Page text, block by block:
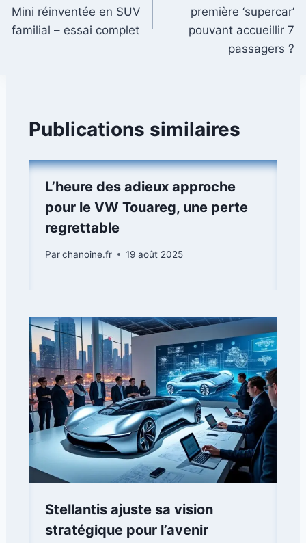
l’article
Mini réinventée en SUV
familial – essai complet
première ‘supercar’
pouvant accueillir 7
passagers ?
Publications similaires
L’heure des adieux approche
pour le VW Touareg, une perte
regrettable
Parchanoine.fr 19 août 2025
Stellantis ajuste sa vision
stratégique pour l’avenir